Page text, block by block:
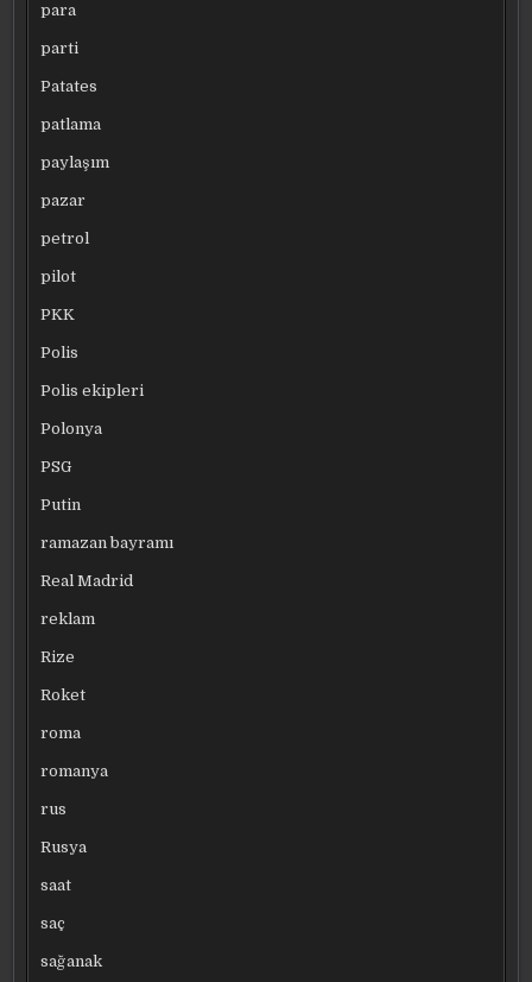
para
parti
Patates
patlama
paylaşım
pazar
petrol
pilot
PKK
Polis
Polis ekipleri
Polonya
PSG
Putin
ramazan bayramı
Real Madrid
reklam
Rize
Roket
roma
romanya
rus
Rusya
saat
saç
sağanak